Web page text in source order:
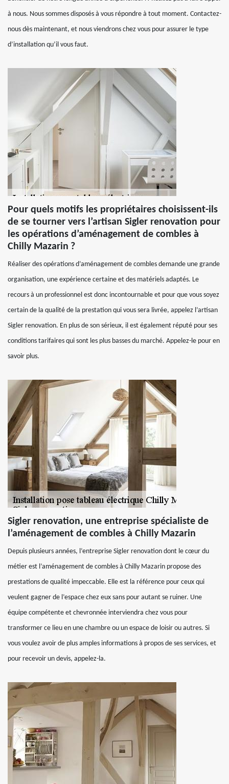
à nous. Nous sommes disposés à vous répondre à tout moment. Contactez-
nous dès maintenant, et nous viendrons chez vous pour assurer le type
d’installation qu’il vous faut.
Pour quels motifs les propriétaires choisissent-ils
de se tourner vers l’artisan Sigler renovation pour
les opérations d’aménagement de combles à
Chilly Mazarin ?
Réaliser des opérations d’aménagement de combles demande une grande
organisation, une expérience certaine et des matériels adaptés. Le
recours à un professionnel est donc incontournable et pour que vous soyez
certain de la qualité de la prestation qui vous sera livrée, appelez l’artisan
Sigler renovation. En plus de son sérieux, il est également réputé pour ses
conditions tarifaires qui sont les plus basses du marché. Appelez-le pour en
savoir plus.
Sigler renovation, une entreprise spécialiste de
l’aménagement de combles à Chilly Mazarin
Depuis plusieurs années, l’entreprise Sigler renovation dont le cœur du
métier est l’aménagement de combles à Chilly Mazarin propose des
prestations de qualité impeccable. Elle est la référence pour ceux qui
veulent gagner de l’espace chez eux sans pour autant se ruiner. Une
équipe compétente et chevronnée interviendra chez vous pour
transformer ce lieu en une chambre ou un espace de loisir ou autres. Si
vous voulez avoir de plus amples informations à propos de ses services, et
pour recevoir un devis, appelez-la.